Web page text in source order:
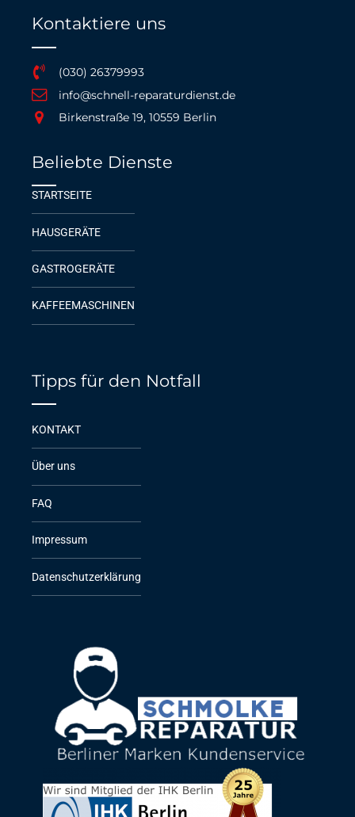
Kontaktiere uns
(030) 26379993
info@schnell-reparaturdienst.de
Birkenstraße 19, 10559 Berlin
Beliebte Dienste
STARTSEITE
HAUSGERÄTE
GASTROGERÄTE
KAFFEEMASCHINEN
Tipps für den Notfall
KONTAKT
Über uns
FAQ
Impressum
Datenschutzerklärung